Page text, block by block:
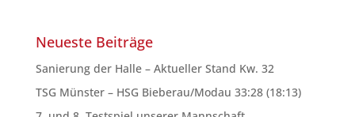
Neueste Beiträge
Sanierung der Halle – Aktueller Stand Kw. 32
TSG Münster – HSG Bieberau/Modau 33:28 (18:13)